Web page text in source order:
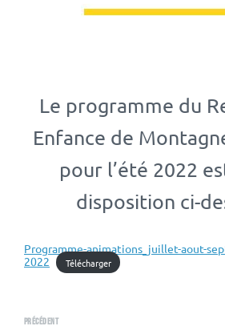
Le programme du
Enfance de
pour l’été 2022
disposition ci-
Programme-animations_juillet-aout-
2022
Télécharger
Précédent